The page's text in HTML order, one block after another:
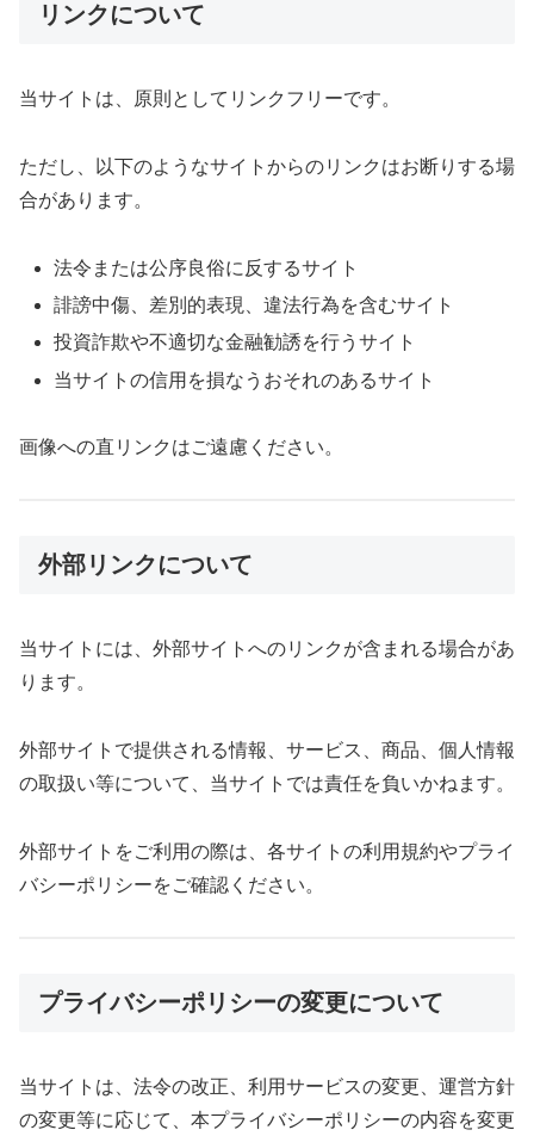
リンクについて
当サイトは、原則としてリンクフリーです。
ただし、以下のようなサイトからのリンクはお断りする場
合があります。
法令または公序良俗に反するサイト
誹謗中傷、差別的表現、違法行為を含むサイト
投資詐欺や不適切な金融勧誘を行うサイト
当サイトの信用を損なうおそれのあるサイト
画像への直リンクはご遠慮ください。
外部リンクについて
当サイトには、外部サイトへのリンクが含まれる場合があ
ります。
外部サイトで提供される情報、サービス、商品、個人情報
の取扱い等について、当サイトでは責任を負いかねます。
外部サイトをご利用の際は、各サイトの利用規約やプライ
バシーポリシーをご確認ください。
プライバシーポリシーの変更について
当サイトは、法令の改正、利用サービスの変更、運営方針
の変更等に応じて、本プライバシーポリシーの内容を変更